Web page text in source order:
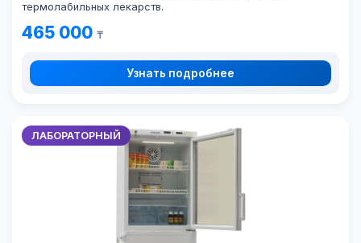
термолабильных лекарств.
465 000 ₸
Узнать подробнее
ЛАБОРАТОРНЫЙ